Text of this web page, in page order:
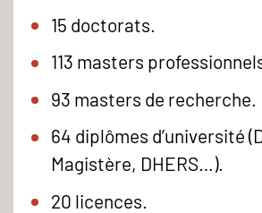
15 doctorats.
113 masters
93 masters de recherche.
64 diplômes d’université
Magistère, DHERS…).
20 licences.